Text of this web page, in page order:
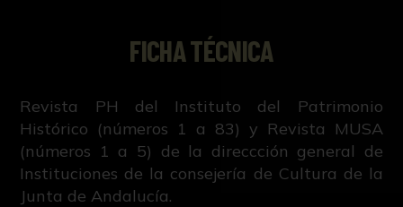
FICHA TÉCNICA
Revista PH del Instituto del Patrimonio
Histórico (números 1 a 83) y Revista MUSA
(números 1 a 5) de la direccción general de
Instituciones de la consejería de Cultura de la
Junta de Andalucía.